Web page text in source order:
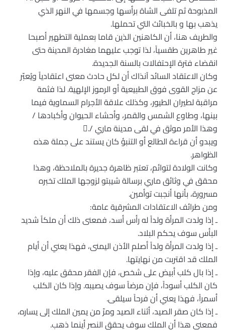
المذبوحة ثم تلفى الشاة برأسها وجسمها في النهر الذي
يذهب بها و بالخبائث التي تحملها.
والطريف هنا، أن الكاهنين الذين قاما بعملية التطهير أصبحا
غير طاهرين طقسياً، لذا توجب عليهما مغادرة المدينة حتى
انقضاء فترة الإحتفالات بالسنة الجديدة.
وكان الاعتقاد السائد آنذاك أن لكل حادث معنى اعتقادياً ويُعبّر
عن مزاج القوى فوق الطبيعية أو الرموز الإلهية. لذا فثمة
مراقبة لطيران الطيور، وكذلك علاقة الأجرام السماوية فيما
بينها، وطاوع الشمس والقمر، وأحشاء الحيوان وأكبادها /
وهذا الأمر موثق في لقى مدينة ماري /.
ويبدو أن قراءة الطالع أو التنبؤ كان يستند على جملة هذه
الظواهر.
وكانت الولادة لتوائم، تعتبر ظاهرة جديرة بالملاحظة، وهذا
محقق في وثائق ماري برسالة شيبتو لزوجها الملك تخبره
مسرورة، بأنها أنجبت توأمين.
ومن طرائف الاعتقادات المشرقية عامة:
ـ إذا ولدت المرأة ولداً له رأس أسد، فمعنى ذلك أن ملكاً شديد
البأس سوف يحكم البلاد.
ـ إذا ولدت المرأة ولداً أصلم الأذن اليمنى، فهذا يعني أن أيام
الملك قد اقتربت من نهايتها.
ـ إذا بال كلب أبيض على شخص، فإن الفقر محقق عليه، وإذا
كان الكلب أسوداً، فإن مرضاً سوف يصيبه. وإذا كان الكلب
أسمراً، فهذا يعني أن فرحاً سيلقى.
ـ إذا كان صقر الصيد، أثناء الصيد ومرّ من يمين الملك إلى يساره،
فمعنى هذا أن الملك سوف يحقق النصر أينما ذهب.